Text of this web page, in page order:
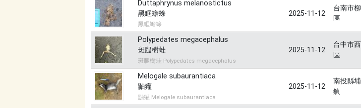
Duttaphrynus melanostictus
黑眶蟾蜍
黑眶蟾蜍
2025-11-12
台南市
區
Polypedates megacephalus
斑腿樹蛙
斑腿樹蛙 Polypedates megacephalus
2025-11-12
台中市
區
Melogale subaurantiaca
鼬獾
鼬獾 Melogale subaurantiaca
2025-11-12
南投縣
鎮